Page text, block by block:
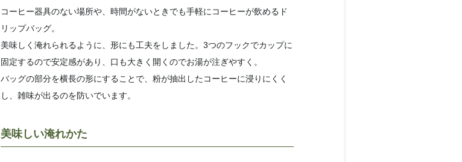
コーヒー器具のない場所や、時間がないときでも手軽にコーヒーが飲めるド
リップバッグ。
美味しく淹れられるように、形にも工夫をしました。3つのフックでカップに
固定するので安定感があり、口も大きく開くのでお湯が注ぎやすく。
バッグの部分を横長の形にすることで、粉が抽出したコーヒーに浸りにくく
し、雑味が出るのを防いでいます。
美味しい淹れかた